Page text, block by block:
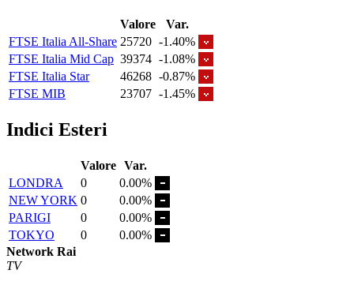
Valore
Var.
FTSE Italia All-Share 25720 -1.40%
FTSE Italia Mid Cap 39374 -1.08%
FTSE Italia Star
46268 -0.87%
FTSE MIB
23707 -1.45%
Indici Esteri
Valore Var.
LONDRA
0
0.00%
NEW YORK 0
0.00%
PARIGI
0
0.00%
TOKYO
0
0.00%
Network Rai
TV